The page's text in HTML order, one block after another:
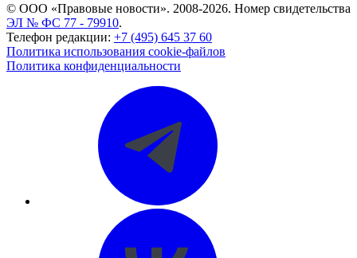
© ООО «Правовые новости». 2008-2026. Номер свидетельства
ЭЛ № ФС 77 - 79910.
Телефон редакции: +7 (495) 645 37 60
Политика использования cookie-файлов
Политика конфиденциальности